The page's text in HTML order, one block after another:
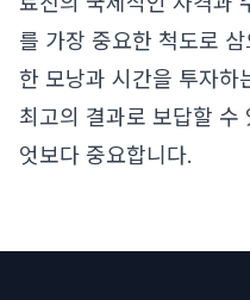
를 가장 중요한 척도로
한 모낭과 시간을 투자하
최고의 결과로 보답할 수
엇보다 중요합니다.